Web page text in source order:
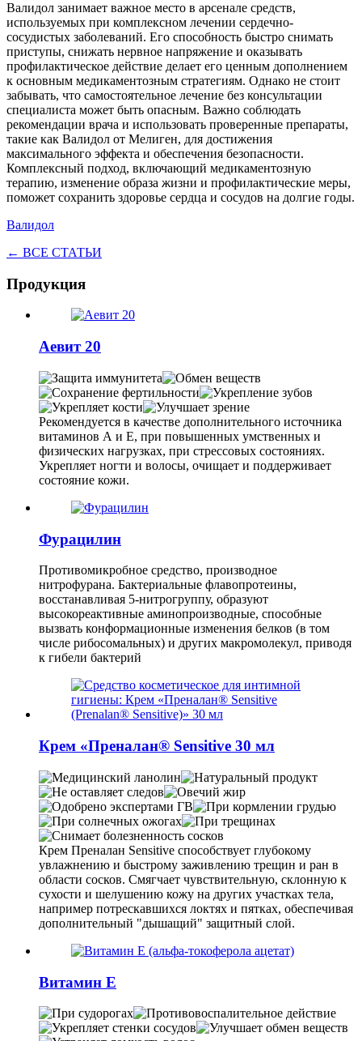
Валидол занимает важное место в арсенале средств,
используемых при комплексном лечении сердечно-
сосудистых заболеваний. Его способность быстро снимать
приступы, снижать нервное напряжение и оказывать
профилактическое действие делает его ценным дополнением
к основным медикаментозным стратегиям. Однако не стоит
забывать, что самостоятельное лечение без консультации
специалиста может быть опасным. Важно соблюдать
рекомендации врача и использовать проверенные препараты,
такие как Валидол от Мелиген, для достижения
максимального эффекта и обеспечения безопасности.
Комплексный подход, включающий медикаментозную
терапию, изменение образа жизни и профилактические меры,
поможет сохранить здоровье сердца и сосудов на долгие годы.
Валидол
← ВСЕ СТАТЬИ
Продукция
Аевит 20
Рекомендуется в качестве дополнительного источника
витаминов А и Е, при повышенных умственных и
физических нагрузках, при стрессовых состояниях.
Укрепляет ногти и волосы, очищает и поддерживает
состояние кожи.
Фурацилин
Противомикробное средство, производное
нитрофурана. Бактериальные флавопротеины,
восстанавливая 5-нитрогруппу, образуют
высокореактивные аминопроизводные, способные
вызвать конформационные изменения белков (в том
числе рибосомальных) и других макромолекул, приводя
к гибели бактерий
Крем «Преналан® Sensitive 30 мл
Крем Преналан Sensitive способствует глубокому
увлажнению и быстрому заживлению трещин и ран в
области сосков. Смягчает чувствительную, склонную к
сухости и шелушению кожу на других участках тела,
например потрескавшихся локтях и пятках, обеспечивая
дополнительный "дышащий" защитный слой.
Витамин Е